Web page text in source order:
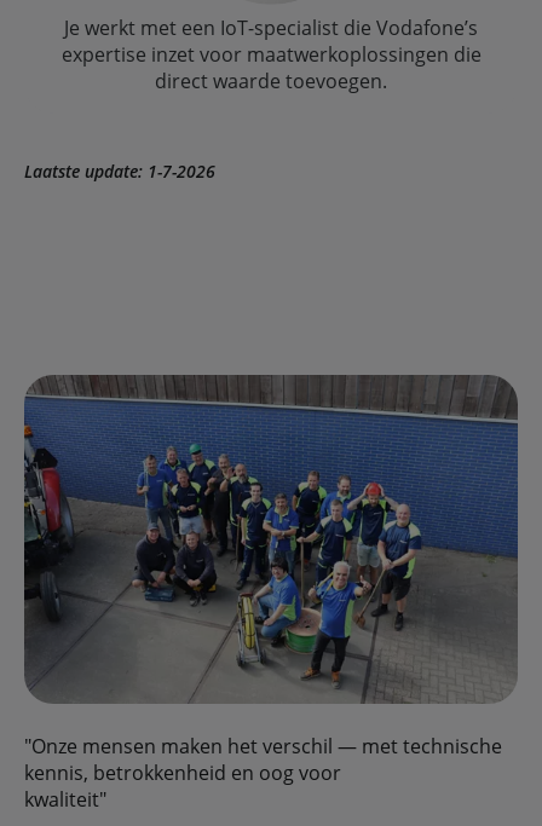
Je werkt met een IoT-specialist die Vodafone’s
expertise inzet voor maatwerkoplossingen die
direct waarde toevoegen.
Laatste update: 1-7-2026
"Onze mensen maken het verschil — met technische
kennis, betrokkenheid en oog voor
kwaliteit"